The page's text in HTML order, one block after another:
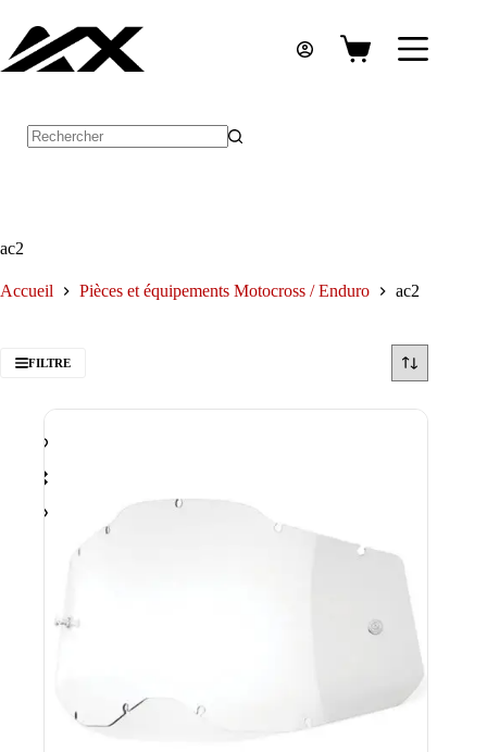
contenu
Panier
ac2
Accueil Pièces et équipements Motocross / Enduro ac2
FILTRE